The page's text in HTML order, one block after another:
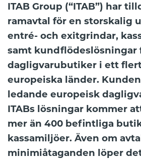
ITAB Group (“ITAB”) har
ramavtal för en storskalig
entré- och exitgrindar,
samt kundflödeslösningar
dagligvarubutiker i ett
europeiska länder.
ledande europeisk
ITABs lösningar kommer
mer än 400 befintliga
kassamiljöer. Även om
minimiåtaganden löper